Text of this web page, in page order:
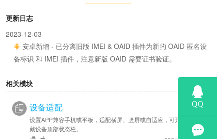
更新日志
2023-12-03
安卓新增 - 已分离旧版 IMEI & OAID 插件为新的 OAID 匿名设
备标识 和 IMEI 插件，注意新版 OAID 需要证书验证。
相关模块
设备适配
设置APP兼容手机或平板，适配横屏、竖屏或自适应，可开启全屏隐
藏设备顶部状态栏。